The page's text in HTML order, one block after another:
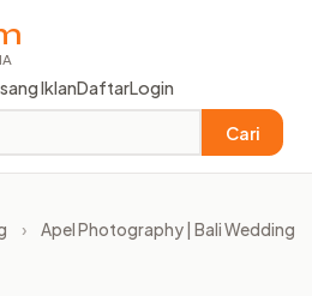
IklanDaftarLogin
Cari
›
Apel Photography | Bali Wedding